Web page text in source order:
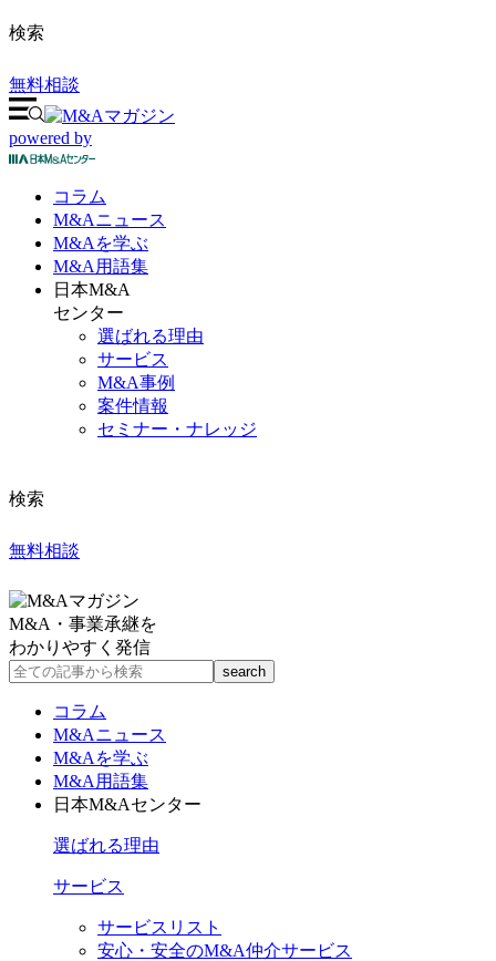
検索
無料相談
powered by
コラム
M&Aニュース
M&Aを学ぶ
M&A 用語集
日本M&A
センター
選ばれる理由
サービス
M&A事例
案件情報
セミナー・ナレッジ
検索
無料相談
M&A・事業承継を
わかりやすく発信
コラム
M&Aニュース
M&Aを学ぶ
M&A用語集
日本M&Aセンター
選ばれる理由
サービス
サービスリスト
安心・安全のM&A仲介サービス